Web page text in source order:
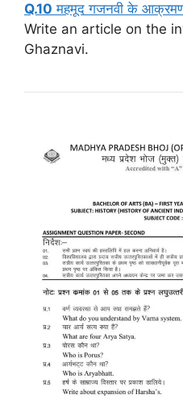
Q.10 महमूद गजनवी के
Write an article on the
Ghaznavi.